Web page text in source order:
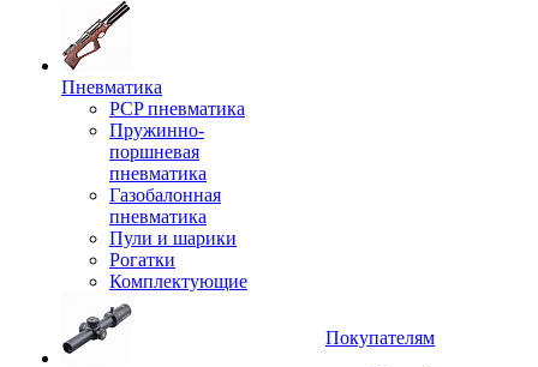
Пневматика
PCP пневматика
Пружинно-
поршневая
пневматика
Газобалонная
пневматика
Пули и шарики
Рогатки
Комплектующие
Покупателям